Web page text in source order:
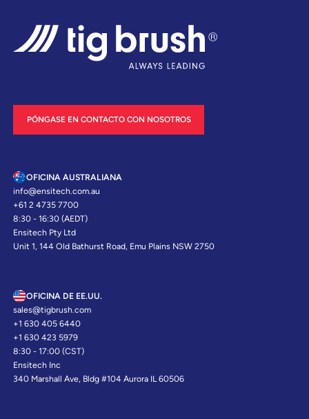
PÓNGASE EN CONTACTO CON NOSOTROS
OFICINA AUSTRALIANA
info@ensitech.com.au
+61 2 4735 7700
8:30 - 16:30 (AEDT)
Ensitech Pty Ltd
Unit 1, 144 Old Bathurst Road, Emu Plains NSW 2750
OFICINA DE EE.UU.
sales@tigbrush.com
+1 630 405 6440
+1 630 423 5979
8:30 - 17:00 (CST)
Ensitech Inc
340 Marshall Ave, Bldg #104 Aurora IL 60506